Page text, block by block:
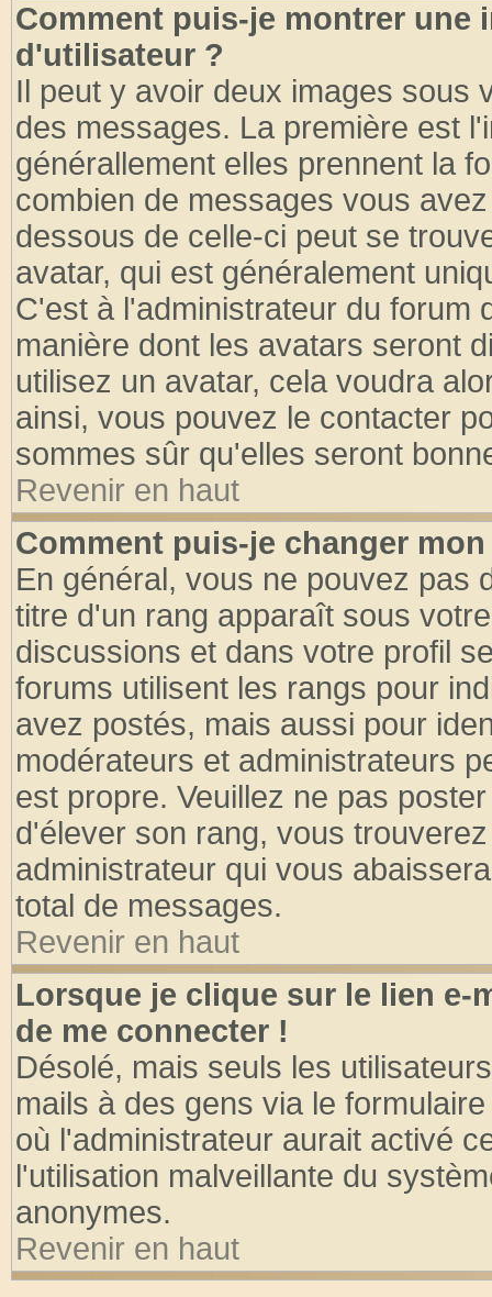
Comment puis-je montrer une
d'utilisateur ?
Il peut y avoir deux images sous
des messages. La première est
générallement elles prennent la
combien de messages vous
dessous de celle-ci peut se
avatar, qui est généralement
C'est à l'administrateur du forum
manière dont les avatars seront
utilisez un avatar, cela voudra
ainsi, vous pouvez le contacter
sommes sûr qu'elles seront
Revenir en haut
Comment puis-je changer
En général, vous ne pouvez pas
titre d'un rang apparaît sous
discussions et dans votre profil
forums utilisent les rangs pour
avez postés, mais aussi pour
modérateurs et administrateurs
est propre. Veuillez ne pas
d'élever son rang, vous
administrateur qui vous
total de messages.
Revenir en haut
Lorsque je clique sur le lien e-
de me connecter !
Désolé, mais seuls les
mails à des gens via le
où l'administrateur aurait activé
l'utilisation malveillante du
anonymes.
Revenir en haut